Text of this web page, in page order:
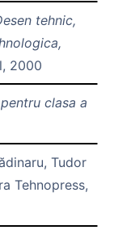
tehnic,
2000
clasa a
Tudor
Tehnopress,